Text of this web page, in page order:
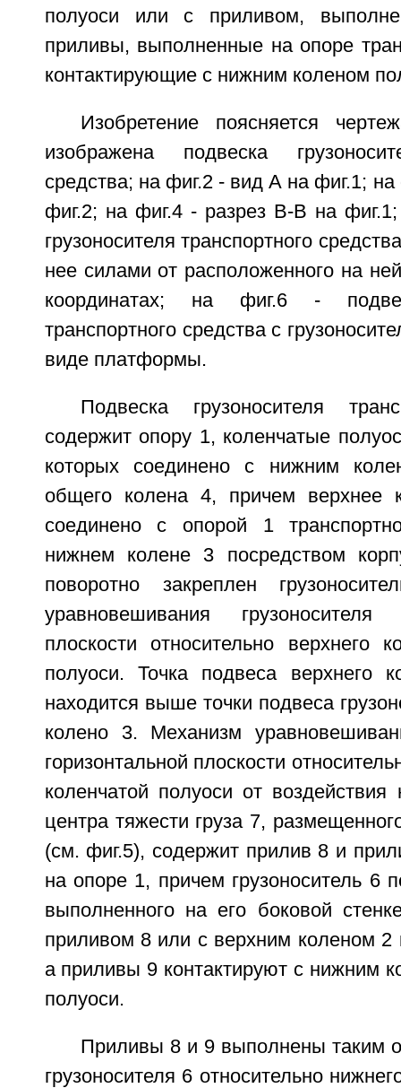
полуоси или с приливом,
приливы, выполненные на опоре
контактирующие с нижним коленом
Изобретение поясняется
изображена подвеска
средства; на фиг.2 - вид А на фиг.1;
фиг.2; на фиг.4 - разрез В-В на
грузоносителя транспортного
нее силами от расположенного на
координатах; на фиг.6 -
транспортного средства с
виде платформы.
Подвеска грузоносителя
содержит опору 1, коленчатые
которых соединено с нижним
общего колена 4, причем верхнее
соединено с опорой 1
нижнем колене 3 посредством
поворотно закреплен
уравновешивания
плоскости относительно верхнего
полуоси. Точка подвеса верхнего
находится выше точки подвеса
колено 3. Механизм
горизонтальной плоскости
коленчатой полуоси от
центра тяжести груза 7,
(см. фиг.5), содержит прилив 8 и
на опоре 1, причем грузоноситель 6
выполненного на его боковой
приливом 8 или с верхним коленом 2
а приливы 9 контактируют с нижним
полуоси.
Приливы 8 и 9 выполнены таким
грузоносителя 6 относительно